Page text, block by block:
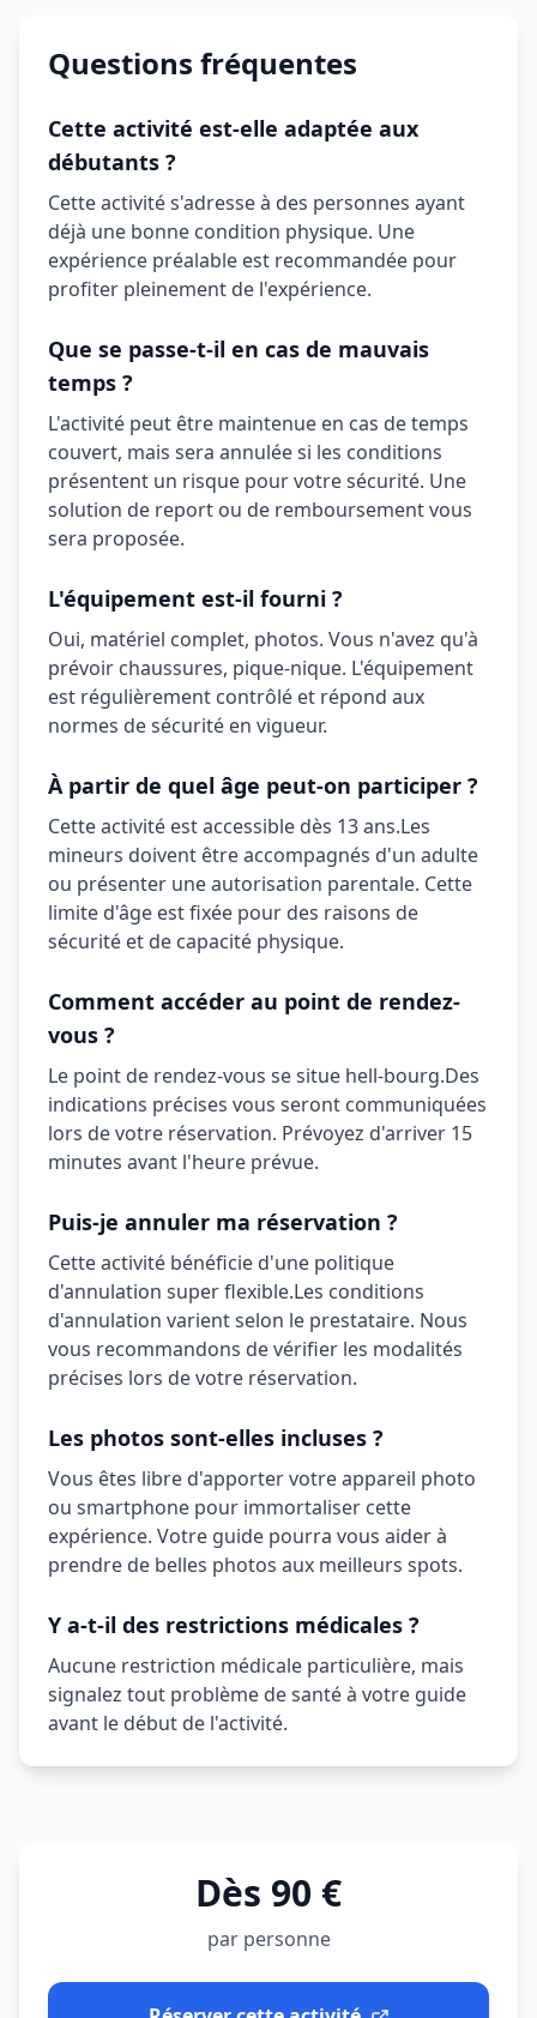
Questions fréquentes
Cette activité est-elle adaptée aux
débutants ?
Cette activité s'adresse à des personnes ayant
déjà une bonne condition physique. Une
expérience préalable est recommandée pour
profiter pleinement de l'expérience.
Que se passe-t-il en cas de mauvais
temps ?
L'activité peut être maintenue en cas de temps
couvert, mais sera annulée si les conditions
présentent un risque pour votre sécurité. Une
solution de report ou de remboursement vous
sera proposée.
L'équipement est-il fourni ?
Oui, matériel complet, photos. Vous n'avez qu'à
prévoir chaussures, pique-nique. L'équipement
est régulièrement contrôlé et répond aux
normes de sécurité en vigueur.
À partir de quel âge peut-on participer ?
Cette activité est accessible dès 13 ans.Les
mineurs doivent être accompagnés d'un adulte
ou présenter une autorisation parentale. Cette
limite d'âge est fixée pour des raisons de
sécurité et de capacité physique.
Comment accéder au point de rendez-
vous ?
Le point de rendez-vous se situe hell-bourg.Des
indications précises vous seront communiquées
lors de votre réservation. Prévoyez d'arriver 15
minutes avant l'heure prévue.
Puis-je annuler ma réservation ?
Cette activité bénéficie d'une politique
d'annulation super flexible.Les conditions
d'annulation varient selon le prestataire. Nous
vous recommandons de vérifier les modalités
précises lors de votre réservation.
Les photos sont-elles incluses ?
Vous êtes libre d'apporter votre appareil photo
ou smartphone pour immortaliser cette
expérience. Votre guide pourra vous aider à
prendre de belles photos aux meilleurs spots.
Y a-t-il des restrictions médicales ?
Aucune restriction médicale particulière, mais
signalez tout problème de santé à votre guide
avant le début de l'activité.
Dès 90 €
par personne